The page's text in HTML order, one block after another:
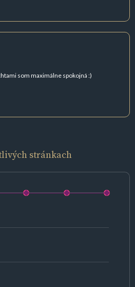
som maximálne spokojná :)
stránkach